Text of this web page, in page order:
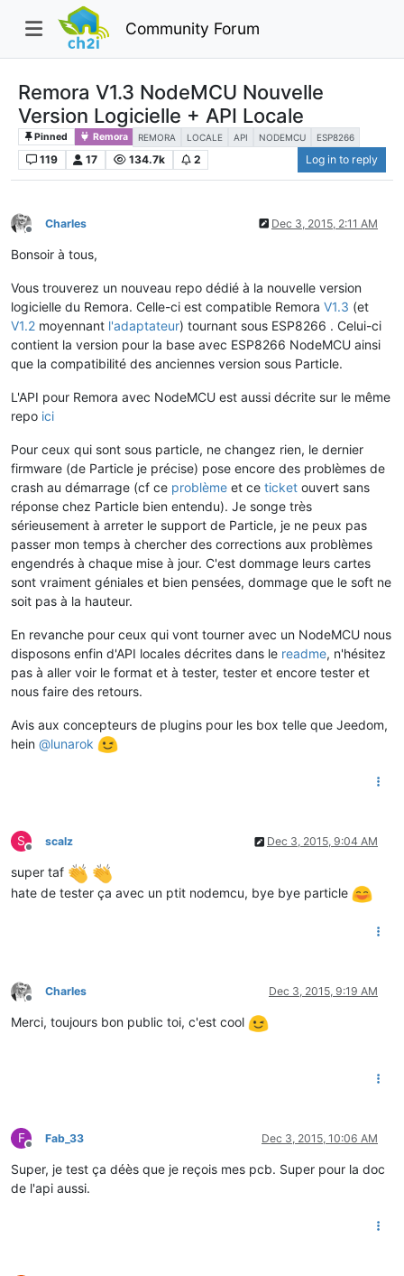
Community Forum
Remora V1.3 NodeMCU Nouvelle
Version Logicielle + API Locale
Pinned Remora REMORA LOCALE API NODEMCU ESP8266
119 17 134.7k 2 Log in to reply
Offline
Charles Dec 3, 2015, 2:11 AM
Bonsoir à tous,
Vous trouverez un nouveau repo dédié à la nouvelle version
logicielle du Remora. Celle-ci est compatible Remora V1.3 (et
V1.2 moyennant l'adaptateur) tournant sous ESP8266 . Celui-ci
contient la version pour la base avec ESP8266 NodeMCU ainsi
que la compatibilité des anciennes version sous Particle.
L'API pour Remora avec NodeMCU est aussi décrite sur le même
repo ici
Pour ceux qui sont sous particle, ne changez rien, le dernier
firmware (de Particle je précise) pose encore des problèmes de
crash au démarrage (cf ce problème et ce ticket ouvert sans
réponse chez Particle bien entendu). Je songe très
sérieusement à arreter le support de Particle, je ne peux pas
passer mon temps à chercher des corrections aux problèmes
engendrés à chaque mise à jour. C'est dommage leurs cartes
sont vraiment géniales et bien pensées, dommage que le soft ne
soit pas à la hauteur.
En revanche pour ceux qui vont tourner avec un NodeMCU nous
disposons enfin d'API locales décrites dans le readme, n'hésitez
pas à aller voir le format et à tester, tester et encore tester et
nous faire des retours.
Avis aux concepteurs de plugins pour les box telle que Jeedom,
hein @lunarok
S
Offline
scalz Dec 3, 2015, 9:04 AM
super taf
hate de tester ça avec un ptit nodemcu, bye bye particle
Offline
Charles Dec 3, 2015, 9:19 AM
Merci, toujours bon public toi, c'est cool
F
Offline
Fab_33 Dec 3, 2015, 10:06 AM
Super, je test ça déès que je reçois mes pcb. Super pour la doc
de l'api aussi.